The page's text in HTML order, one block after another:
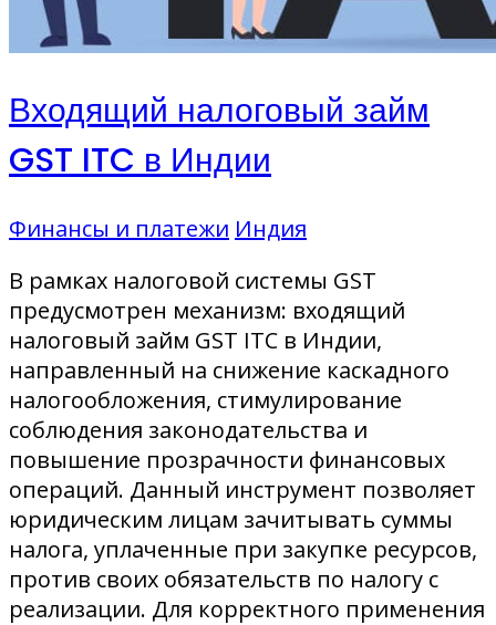
Входящий налоговый займ
GST ITC в Индии
Финансы и платежи Индия
В рамках налоговой системы GST
предусмотрен механизм: входящий
налоговый займ GST ITC в Индии,
направленный на снижение каскадного
налогообложения, стимулирование
соблюдения законодательства и
повышение прозрачности финансовых
операций. Данный инструмент позволяет
юридическим лицам зачитывать суммы
налога, уплаченные при закупке ресурсов,
против своих обязательств по налогу с
реализации. Для корректного применения